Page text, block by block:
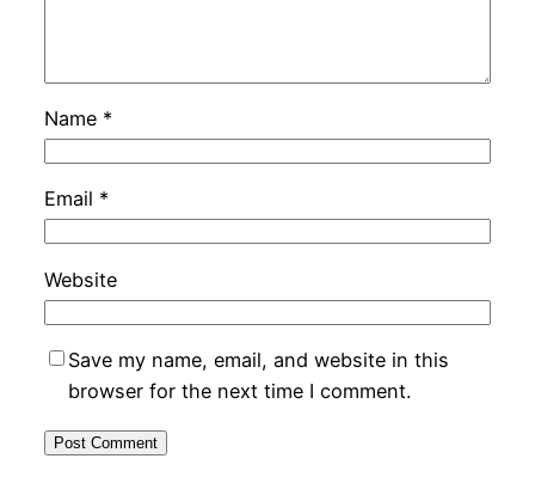
Name *
Email *
Website
Save my name, email, and website in this
browser for the next time I comment.